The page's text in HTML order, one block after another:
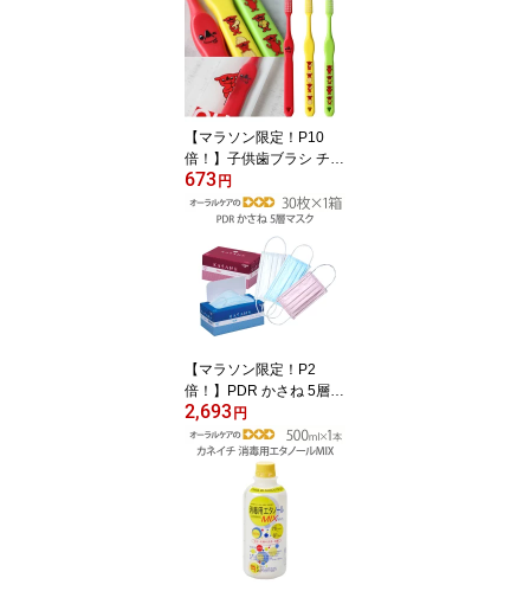
終わらないトータルケア
セット ギフト【発泡剤無
配合】【父の日】【メー
ル便不可】
【マラソン限定！P10
倍！】子供歯ブラシ チー
バくん こども歯ブラシ 3
色アソート 日本製 3本
【キャラクター大好き】
【メール便可 10セット(3
0本)まで】
673 円
【マラソン限定！P2
倍！】PDR かさね 5層マ
スク 日本製 30枚入り
【花粉症対策】【感染対
策】【高機能】【個包装
ではございません】【メ
ール便不可】
2,693 円